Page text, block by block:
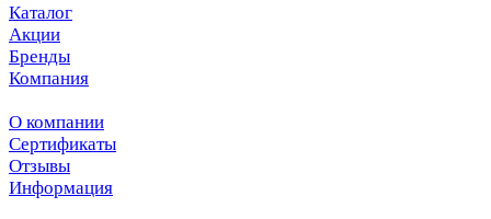
Каталог
Акции
Бренды
Компания
О компании
Сертификаты
Отзывы
Информация